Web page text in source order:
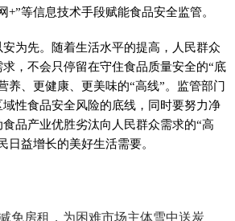
+”等信息技术手段赋能食品安全监管。
为先。随着生活水平的提高，人民群众
，不会只停留在守住食品质量安全的“底
养、更健康、更美味的“高线”。监管部门
性食品安全风险的底线，同时要努力净
品产业优胜劣汰向人民群众需求的“高
日益增长的美好生活需要。
免房租，为困难市场主体雪中送炭